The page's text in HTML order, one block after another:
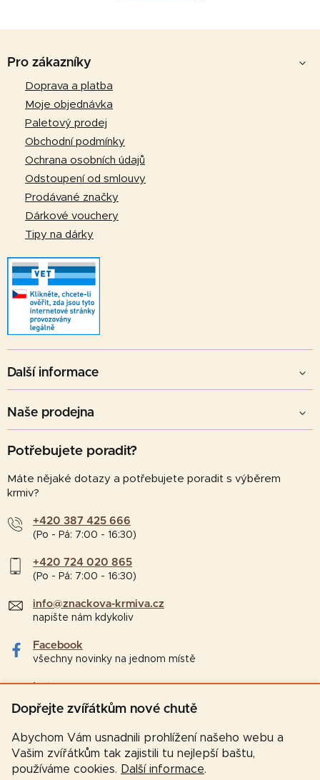
Dopřejte zvířátkům nové chutě
Abychom Vám usnadnili prohlížení našeho webu a
Vašim zvířátkům tak zajistili tu nejlepší baštu,
používáme cookies. Další informace.
Pro zákazníky
Doprava a platba
Moje objednávka
Paletový prodej
Obchodní podmínky
Ochrana osobních údajů
Odstoupení od smlouvy
Prodávané značky
Dárkové vouchery
Tipy na dárky
Další informace
Naše prodejna
Potřebujete poradit?
Máte nějaké dotazy a potřebujete poradit s výběrem
krmiv?
+420 387 425 666
(Po - Pá: 7:00 - 16:30)
+420 724 020 865
(Po - Pá: 7:00 - 16:30)
info@znackova-krmiva.cz
napište nám kdykoliv
Facebook
všechny novinky na jednom místě
Instagram
tipy a zajímavosti pro chovatele